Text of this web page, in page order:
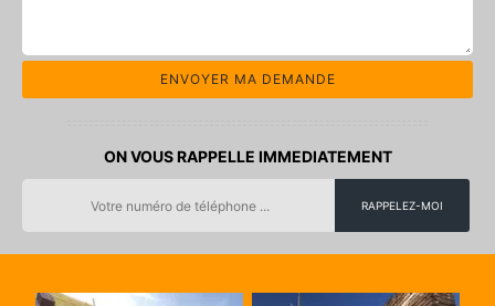
ON VOUS RAPPELLE IMMEDIATEMENT